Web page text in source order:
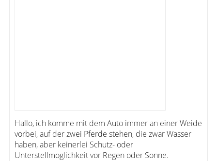
Hallo, ich komme mit dem Auto immer an einer Weide
vorbei, auf der zwei Pferde stehen, die zwar Wasser
haben, aber keinerlei Schutz- oder
Unterstellmöglichkeit vor Regen oder Sonne.